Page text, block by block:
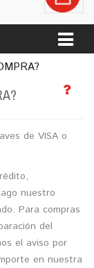
de VISA o
nuestro
Para compras
del
el aviso por
en nuestra